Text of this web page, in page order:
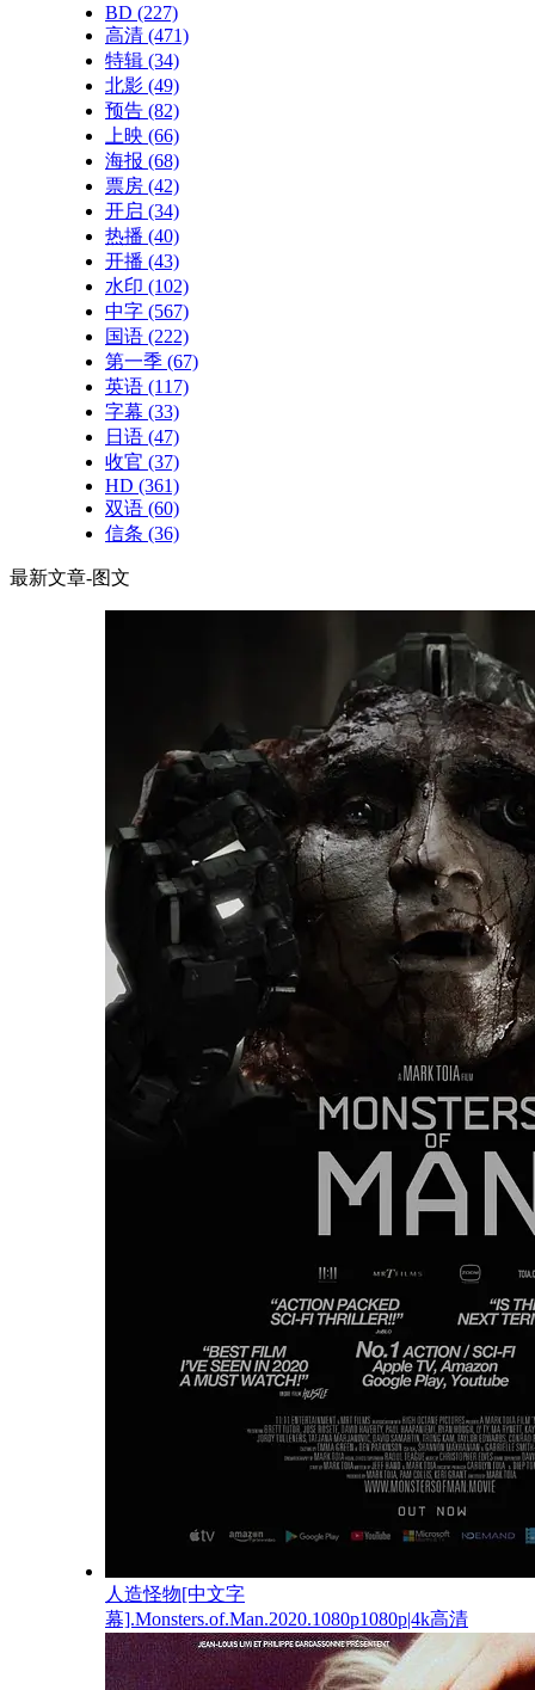
BD (227)
高清 (471)
特辑 (34)
北影 (49)
预告 (82)
上映 (66)
海报 (68)
票房 (42)
开启 (34)
热播 (40)
开播 (43)
水印 (102)
中字 (567)
国语 (222)
第一季 (67)
英语 (117)
字幕 (33)
日语 (47)
收官 (37)
HD (361)
双语 (60)
信条 (36)
最新文章-图文
人造怪物[中文字
幕].Monsters.of.Man.2020.1080p1080p|4k高清